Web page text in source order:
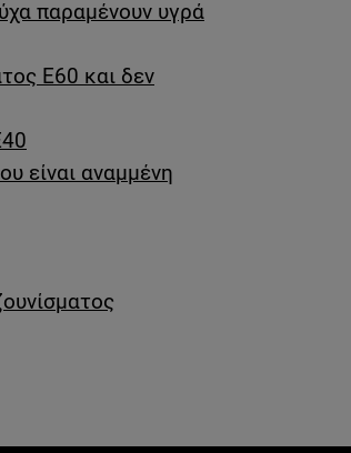
παραμένουν υγρά
E60 και δεν
είναι αναμμένη